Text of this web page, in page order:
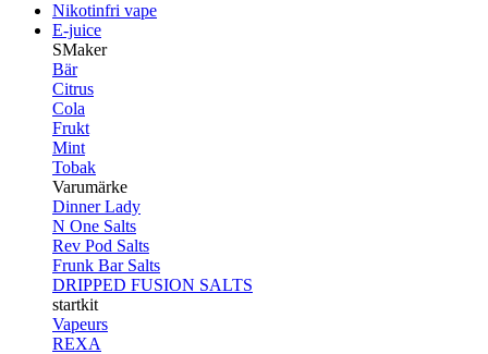
Nikotinfri vape
E-juice
SMaker
Bär
Citrus
Cola
Frukt
Mint
Tobak
Varumärke
Dinner Lady
N One Salts
Rev Pod Salts
Frunk Bar Salts
DRIPPED FUSION SALTS
startkit
Vapeurs
REXA